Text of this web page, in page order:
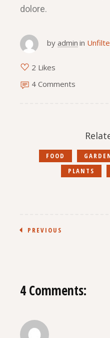
dolore.
by admin in
2 Likes
4 Comments
FOOD
PLANTS
PREVIOUS
4 Comments: